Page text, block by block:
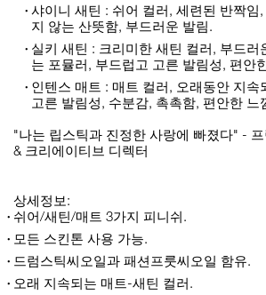
샤이니 새틴 : 쉬어 컬러, 세련된 반짝임
지 않는 산뜻함, 부드러운 발림.
실키 새틴 : 크리미한 새틴 컬러, 부드러
는 포뮬러, 부드럽고 고른 발림성, 편안
인텐스 매트 : 매트 컬러, 오래동안 지속
고른 발림성, 수분감, 촉촉함, 편안한 느
"나는 립스틱과 진정한 사랑에 빠졌다" -
& 크리에이티브 디렉터
상세정보:
쉬어/새틴/매트 3가지 피니쉬.
모든 스킨톤 사용 가능.
드럼스틱씨오일과 패션프룻씨오일 함유.
오래 지속되는 매트-새틴 컬러.